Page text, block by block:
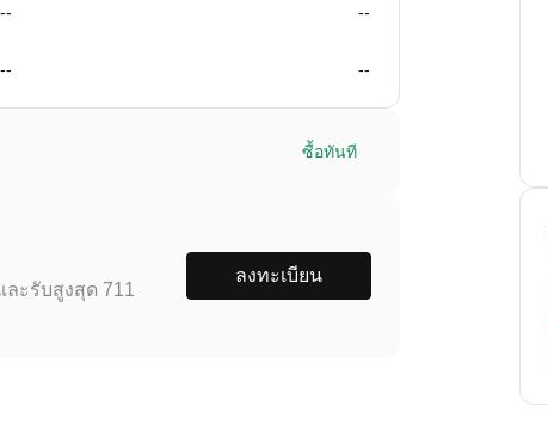
-- --
-- --
ซื้อทันที
ะรับสูงสุด 711
ลงทะเบียน